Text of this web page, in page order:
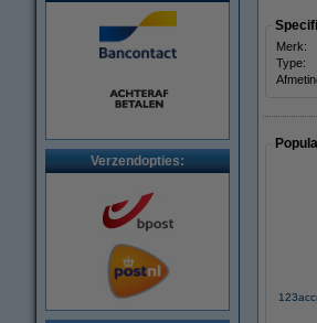
Verzendopties:
Merk:
Type: